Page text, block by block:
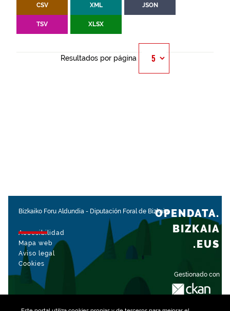
CSV XML JSON
TSV XLSX
Resultados por página
Bizkaiko Foru Aldundia - Diputación Foral de Bizkaia
Accesibilidad
Mapa web
Aviso legal
Cookies
Gestionado con
OPENDATA.
BIZKAIA
.EUS